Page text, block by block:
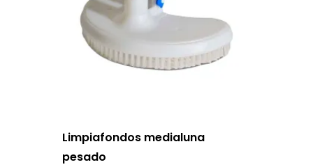
Limpiafondos medialuna
pesado